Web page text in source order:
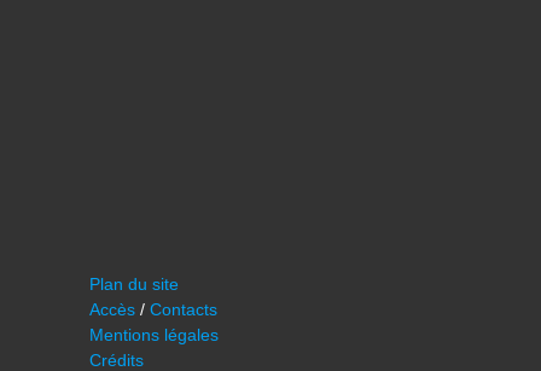
Plan du site
Accès / Contacts
Mentions légales
Crédits